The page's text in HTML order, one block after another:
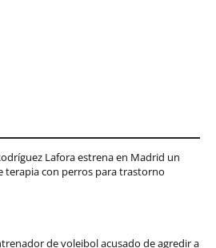
Lafora estrena en Madrid un
terapia con perros para trastorno
de voleibol acusado de agredir a